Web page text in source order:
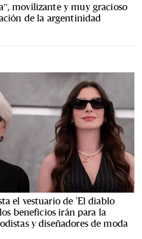
movilizante y muy gracioso
de la argentinidad
el vestuario de 'El diablo
beneficios irán para la
y diseñadores de moda